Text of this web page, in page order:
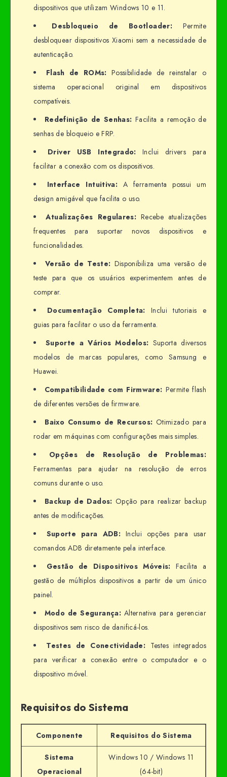
dispositivos que utilizam Windows 10 e 11.
Desbloqueio de Bootloader:Permite
desbloquear dispositivos Xiaomi sem a necessidade de
autenticação.
Flash de ROMs: Possibilidade de reinstalar o
sistema operacional original em dispositivos
compatíveis.
Redefinição de Senhas: Facilita a remoção de
senhas de bloqueio e FRP.
Driver USB Integrado: Inclui drivers para
facilitar a conexão com os dispositivos.
Interface Intuitiva: A ferramenta possui um
design amigável que facilita o uso.
Atualizações Regulares: Recebe atualizações
frequentes para suportar novos dispositivos e
funcionalidades.
Versão de Teste: Disponibiliza uma versão de
teste para que os usuários experimentem antes de
comprar.
Documentação Completa: Inclui tutoriais e
guias para facilitar o uso da ferramenta.
Suporte a Vários Modelos: Suporta diversos
modelos de marcas populares, como Samsung e
Huawei.
Compatibilidade com Firmware: Permite flash
de diferentes versões de firmware.
Baixo Consumo de Recursos: Otimizado para
rodar em máquinas com configurações mais simples.
Opções de Resolução de Problemas:
Ferramentas para ajudar na resolução de erros
comuns durante o uso.
Backup de Dados: Opção para realizar backup
antes de modificações.
Suporte para ADB:Inclui opções para usar
comandos ADB diretamente pela interface.
Gestão de Dispositivos Móveis: Facilita a
gestão de múltiplos dispositivos a partir de um único
painel.
Modo de Segurança:Alternativa para gerenciar
dispositivos sem risco de danificá-los.
Testes de Conectividade: Testes integrados
para verificar a conexão entre o computador e o
dispositivo móvel.
Requisitos do Sistema
Componente Requisitos do Sistema
Sistema
Operacional
Windows 10 / Windows 11
(64-bit)